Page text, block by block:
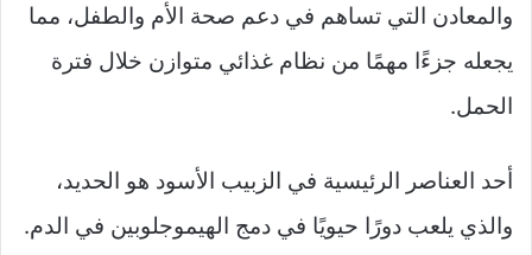
والمعادن التي تساهم في دعم صحة الأم والطفل، مما
يجعله جزءًا مهمًا من نظام غذائي متوازن خلال فترة
الحمل.
أحد العناصر الرئيسية في الزبيب الأسود هو الحديد،
والذي يلعب دورًا حيويًا في دمج الهيموجلوبين في الدم.